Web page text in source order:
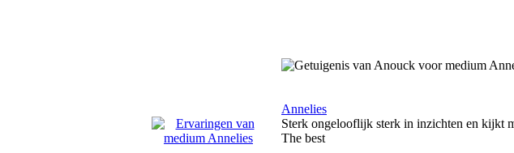
Annelies
Sterk ongelooflijk sterk in inzichten en kijkt
The best